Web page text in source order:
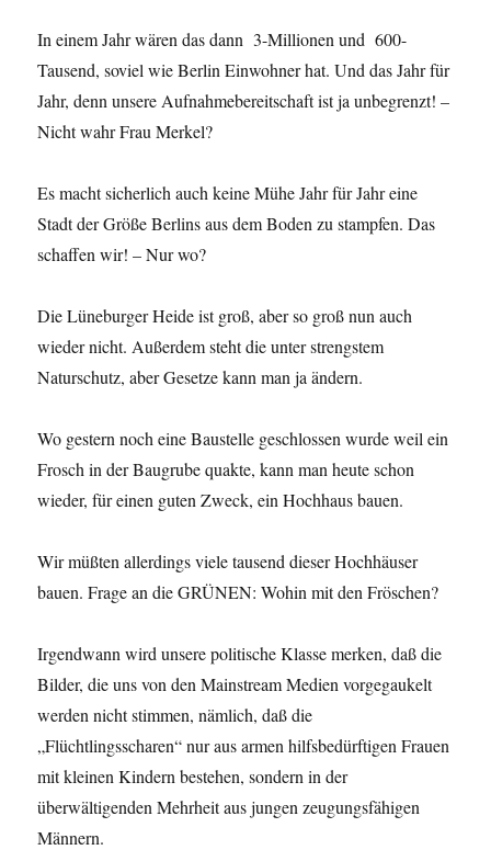
In einem Jahr wären das dann 3-Millionen und 600-
Tausend, soviel wie Berlin Einwohner hat. Und das Jahr für
Jahr, denn unsere Aufnahmebereitschaft ist ja unbegrenzt! –
Nicht wahr Frau Merkel?
Es macht sicherlich auch keine Mühe Jahr für Jahr eine
Stadt der Größe Berlins aus dem Boden zu stampfen. Das
schaffen wir! – Nur wo?
Die Lüneburger Heide ist groß, aber so groß nun auch
wieder nicht. Außerdem steht die unter strengstem
Naturschutz, aber Gesetze kann man ja ändern.
Wo gestern noch eine Baustelle geschlossen wurde weil ein
Frosch in der Baugrube quakte, kann man heute schon
wieder, für einen guten Zweck, ein Hochhaus bauen.
Wir müßten allerdings viele tausend dieser Hochhäuser
bauen. Frage an die GRÜNEN: Wohin mit den Fröschen?
Irgendwann wird unsere politische Klasse merken, daß die
Bilder, die uns von den Mainstream Medien vorgegaukelt
werden nicht stimmen, nämlich, daß die
„Flüchtlingsscharen“ nur aus armen hilfsbedürftigen Frauen
mit kleinen Kindern bestehen, sondern in der
überwältigenden Mehrheit aus jungen zeugungsfähigen
Männern.